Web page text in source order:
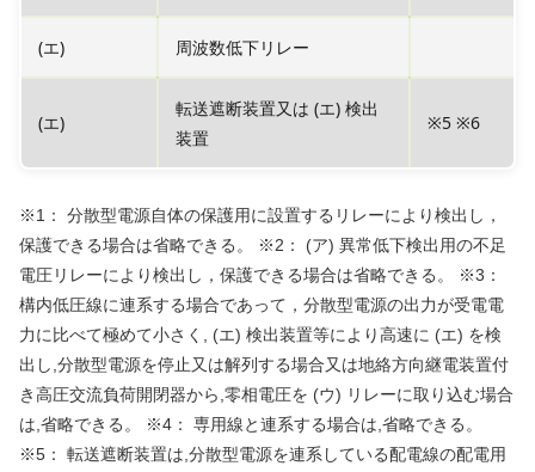
(エ) 周波数低下リレー
(エ)
転送遮断装置又は (エ) 検出
装置
※5 ※6
※1： 分散型電源自体の保護用に設置するリレーにより検出し，
保護できる場合は省略できる。 ※2： (ア) 異常低下検出用の不足
電圧リレーにより検出し，保護できる場合は省略できる。 ※3：
構内低圧線に連系する場合であって，分散型電源の出力が受電電
力に比べて極めて小さく, (エ) 検出装置等により高速に (エ) を検
出し,分散型電源を停止又は解列する場合又は地絡方向継電装置付
き高圧交流負荷開閉器から,零相電圧を (ウ) リレーに取り込む場合
は,省略できる。 ※4： 専用線と連系する場合は,省略できる。
※5： 転送遮断装置は,分散型電源を連系している配電線の配電用